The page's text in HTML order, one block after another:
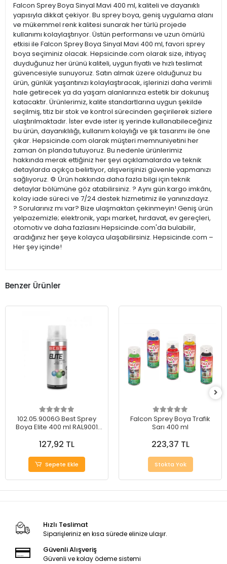
Falcon Sprey Boya Sinyal Mavi 400 ml, kaliteli ve dayanıklı
yapısıyla dikkat çekiyor. Bu sprey boya, geniş uygulama alanı
ve mükemmel renk kalitesi sunarak her türlü projede
kullanımı kolaylaştırıyor. Üstün performansı ve uzun ömürlü
etkisi ile Falcon Sprey Boya Sinyal Mavi 400 ml, favori sprey
boya seçiminiz olacak. Hepsicinde.com olarak size, ihtiyaç
duyduğunuz her ürünü kaliteli, uygun fiyatlı ve hızlı teslimat
güvencesiyle sunuyoruz. Satın almak üzere olduğunuz bu
ürün, günlük yaşantınızı kolaylaştıracak, işlerinizi daha verimli
hale getirecek ya da yaşam alanlarınıza estetik bir dokunuş
katacaktır. Ürünlerimiz, kalite standartlarına uygun şekilde
seçilmiş, titiz bir stok ve kontrol sürecinden geçirilerek sizlere
ulaştırılmaktadır. İster evde ister iş yerinde kullanabileceğiniz
bu ürün, dayanıklılığı, kullanım kolaylığı ve şık tasarımı ile öne
çıkar. Hepsicinde.com olarak müşteri memnuniyetini her
zaman ön planda tutuyoruz. Bu nedenle ürünlerimiz
hakkında merak ettiğiniz her şeyi açıklamalarda ve teknik
detaylarda açıkça belirtiyor, alışverişinizi güvenle yapmanızı
sağlıyoruz. ⚙️ Ürün hakkında daha fazla bilgi için teknik
detaylar bölümüne göz atabilirsiniz. ? Aynı gün kargo imkânı,
kolay iade süreci ve 7/24 destek hizmetimiz ile yanınızdayız.
? Sorularınız mı var? Bize ulaşmaktan çekinmeyin! Geniş ürün
yelpazemizle; elektronik, yapı market, hırdavat, ev gereçleri,
otomotiv ve daha fazlasını Hepsicinde.com'da bulabilir,
aradığınız her şeye kolayca ulaşabilirsiniz. Hepsicinde.com –
Her şey içinde!
Benzer Ürünler
102.05.9006G Best Sprey
Boya Elite 400 ml RAL9001
127,92 TL
Sepete Ekle
Falcon Sprey Boya Trafik
Sarı 400 ml
223,37 TL
Stokta Yok
Hızlı Teslimat
Siparişleriniz en kısa sürede elinize ulaşır.
Güvenli Alışveriş
Güvenli ve kolay ödeme sistemi